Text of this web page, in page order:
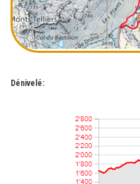
Dénivelé: